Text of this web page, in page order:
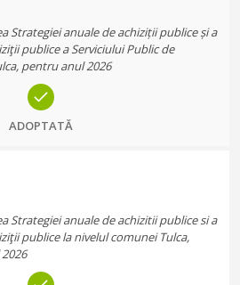
Strategiei anuale de achiziții publice și a
publice a Serviciului Public de
pentru anul 2026
ADOPTATĂ
Strategiei anuale de achizitii publice si a
publice la nivelul comunei Tulca,